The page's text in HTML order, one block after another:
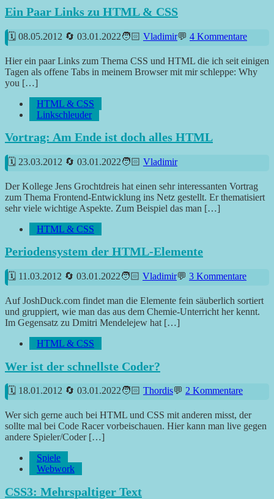
Ein Paar Links zu HTML & CSS
08.05.2012 03.01.2022 Vladimir 4 Kommentare
Hier ein paar Links zum Thema CSS und HTML die ich seit einigen
Tagen als offene Tabs in meinem Browser mit mir schleppe: Why
you […]
HTML & CSS
Linkschleuder
Vortrag: Am Ende ist doch alles HTML
23.03.2012 03.01.2022 Vladimir
Der Kollege Jens Grochtdreis hat einen sehr interessanten Vortrag
zum Thema Frontend-Entwicklung ins Netz gestellt. Er thematisiert
sehr viele wichtige Aspekte. Zum Beispiel das man […]
HTML & CSS
Periodensystem der HTML-Elemente
11.03.2012 03.01.2022 Vladimir 3 Kommentare
Auf JoshDuck.com findet man die Elemente fein säuberlich sortiert
und gruppiert, wie man das aus dem Chemie-Unterricht her kennt.
Im Gegensatz zu Dmitri Mendelejew hat […]
HTML & CSS
Wer ist der schnellste Coder?
18.01.2012 03.01.2022 Thordis 2 Kommentare
Wer sich gerne auch bei HTML und CSS mit anderen misst, der
sollte mal bei Code Racer vorbeischauen. Hier kann man live gegen
andere Spieler/Coder […]
Spiele
Webwork
CSS3: Mehrspaltiger Text